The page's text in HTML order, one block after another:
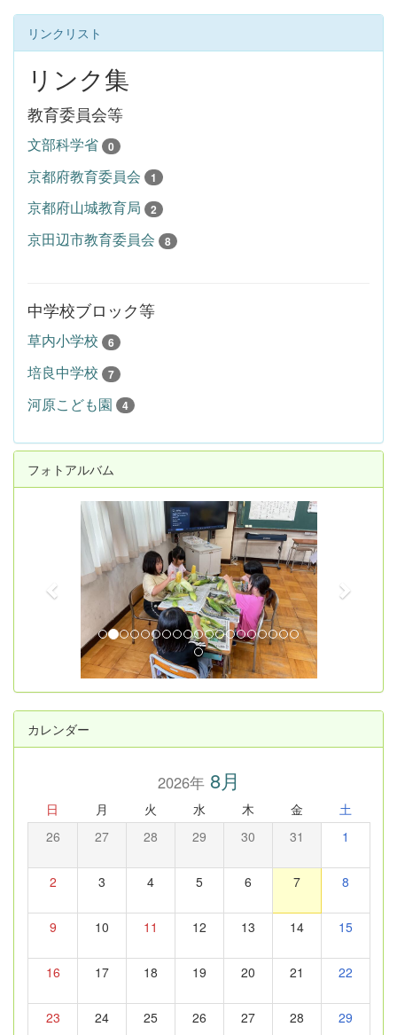
リンクリスト
リンク集
教育委員会等
文部科学省 0
京都府教育委員会 1
京都府山城教育局 2
京田辺市教育委員会 8
中学校ブロック等
草内小学校 6
培良中学校 7
河原こども園 4
フォトアルバム
v
s
t
カレンダー
2026年8月
日 月 火 水 木 金 土
26 27 28 29 30 31 1
2 3 4 5 6 7 8
9 10 11 12 13 14 15
16 17 18 19 20 21 22
23 24 25 26 27 28 29